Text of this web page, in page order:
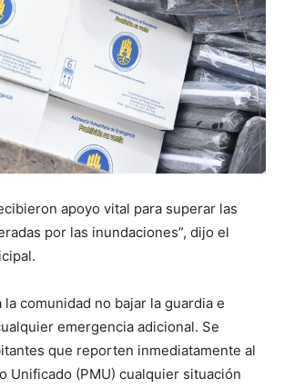
apoyo vital para superar las
por las inundaciones”, dijo el
la comunidad no bajar la guardia e
emergencia adicional. Se
que reporten inmediatamente al
Unificado (PMU) cualquier situación